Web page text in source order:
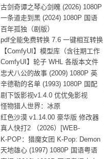
集，运营人案
古剑奇谭之琴心剑魄 (2026) 1080P
国语中字
一条道走到黑 (2024) 1080P 国语
中字 [1.35
百年孤独（剧版）
S02.2026（4K+1080P）中字
pdf全能免费转换 7.6 一键相互转换
【ComfyUI】模型库（含往期工作
流模型）
ComfyUI】轮子 WHL 各版本文件
忠犬八公的故事 (2009) 1080P 英
语中字 [2.
辛德勒的名单 (1993) 1080P 国配
国语英语
剧下饭影视v1.4.0 优优兔影视
v5.1.3
怪物猎人世界：冰原
Build.15539686 全DLC
红色沙漠 v1.14.00 豪华版 修改器
（Crimson
真人快打2 （2026）[WEB-
MKV/124G][英语中
K-POP：猎魔女团 K-Pop: Demon
Hunters(202
天地雄心 (1997) 1080P 国语粤语